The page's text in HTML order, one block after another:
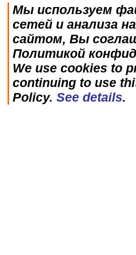
Мы используем
сетей и анализа
сайтом, Вы
Политикой
We use cookies to
continuing to use
Policy. See details.